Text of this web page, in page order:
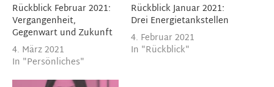
Rückblick Februar 2021:
Vergangenheit,
Gegenwart und Zukunft
4. März 2021
In "Persönliches"
Rückblick Januar 2021:
Drei Energietankstellen
4. Februar 2021
In "Rückblick"